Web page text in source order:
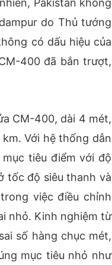
Pakistan không
do Thủ tướng
có dấu hiệu của
400 đã bắn trượt,
CM-400, dài 4 mét,
Với hệ thống dẫn
tiêu điểm với độ
tốc độ siêu thanh và
việc điều chỉnh
nhỏ. Kinh nghiệm từ
số hàng chục mét,
mục tiêu nhỏ như